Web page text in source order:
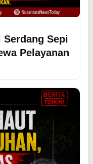
Sepi
Pelayanan